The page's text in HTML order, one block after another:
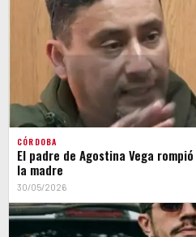
CÓRDOBA
El padre de Agostina Vega
la madre
30/05/2026